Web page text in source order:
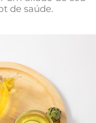
de saúde.